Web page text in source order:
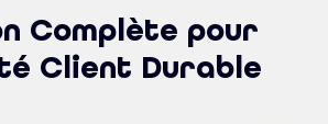
Complète pour
Client Durable